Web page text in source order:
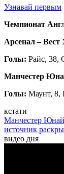
Узнавай первым
Чемпионат
Арсенал – Вест
Голы: Райс, 38,
Манчестер
Голы: Маунт, 8,
кстати
Манчестер
источник
видео дня